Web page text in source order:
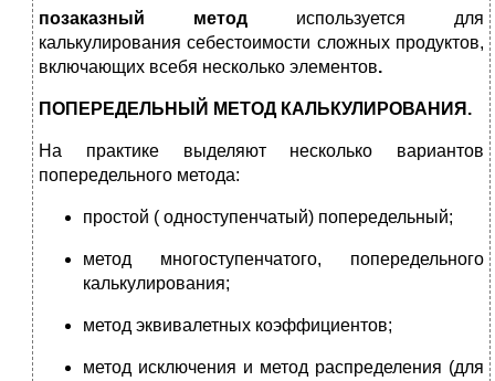
позаказный метод используется для
калькулирования себестоимости сложных продуктов,
включающих всебя несколько элементов.
ПОПЕРЕДЕЛЬНЫЙ МЕТОД КАЛЬКУЛИРОВАНИЯ.
На практике выделяют несколько вариантов
попередельного метода:
простой ( одноступенчатый) попередельный;
метод многоступенчатого, попередельного
калькулирования;
метод эквивалетных коэффициентов;
метод исключения и метод распределения (для